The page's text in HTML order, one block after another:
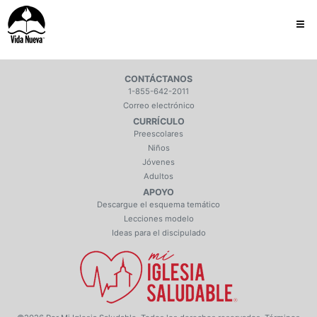
CONTÁCTANOS
1-855-642-2011
Correo electrónico
CURRÍCULO
Preescolares
Niños
Jóvenes
Adultos
APOYO
Descargue el esquema temático
Lecciones modelo
Ideas para el discipulado